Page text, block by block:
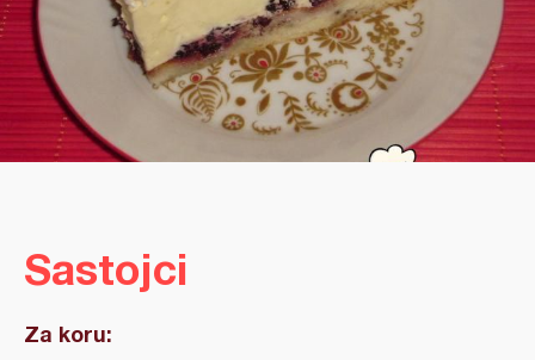
Sastojci
Za koru: